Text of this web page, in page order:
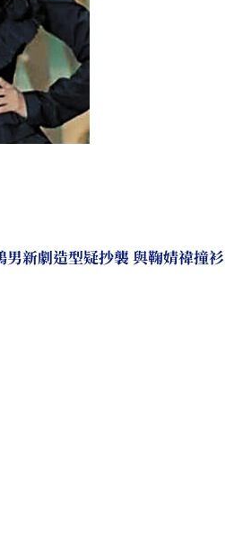
男新劇造型疑抄襲 與鞠婧禕撞衫